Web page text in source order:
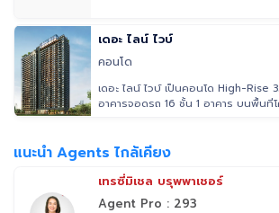
เดอะ ไลน์ ไวบ์
คอนโด
เดอะ ไลน์ ไวบ์ เป็นคอนโด High-Rise
อาคารจอดรถ 16 ชั้น 1 อาคาร บนพื้นที่
แนะนำ Agents ไกล้เคียง
เทรซี่มิเชล บรุพพาเชอร์
Agent Pro : 293